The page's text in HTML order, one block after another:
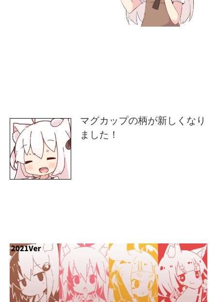
マグカップの柄が新しくなり
ました！